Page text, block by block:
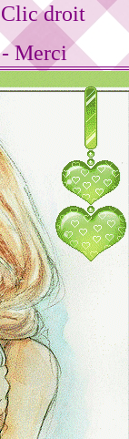
Clic droit
- Merci